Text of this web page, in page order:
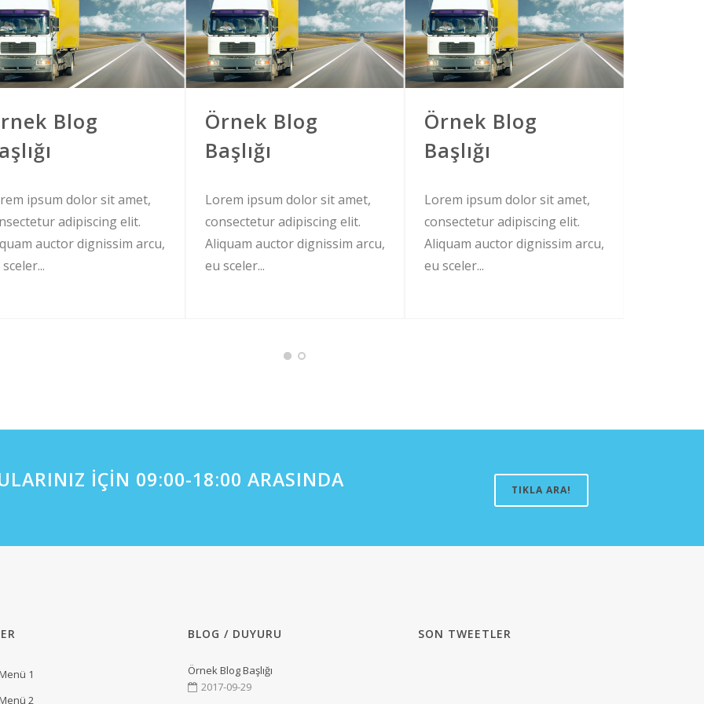
Blog
ipsum dolor sit amet,
adipiscing elit.
auctor dignissim arcu,
Örnek Blog
Başlığı
Lorem ipsum dolor sit amet,
consectetur adipiscing elit.
Aliquam auctor dignissim arcu,
eu sceler...
Örnek Blog
Başlığı
Lorem ipsum dolor sit amet,
consectetur adipiscing elit.
Aliquam auctor dignissim arcu,
eu sceler...
İÇİN 09:00-18:00 ARASINDA
TIKLA ARA!
1
2
BLOG / DUYURU
Örnek Blog Başlığı
2017-09-29
SON TWEETLER